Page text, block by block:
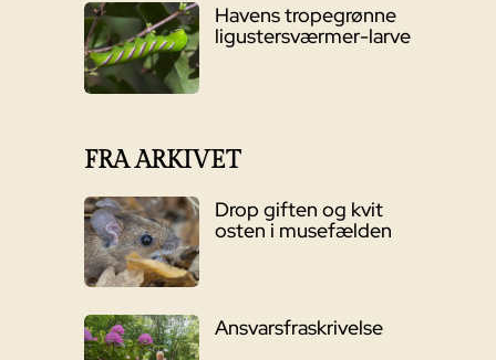
Havens tropegrønne
ligustersværmer-larve
FRA ARKIVET
Drop giften og kvit
osten i musefælden
Ansvarsfraskrivelse